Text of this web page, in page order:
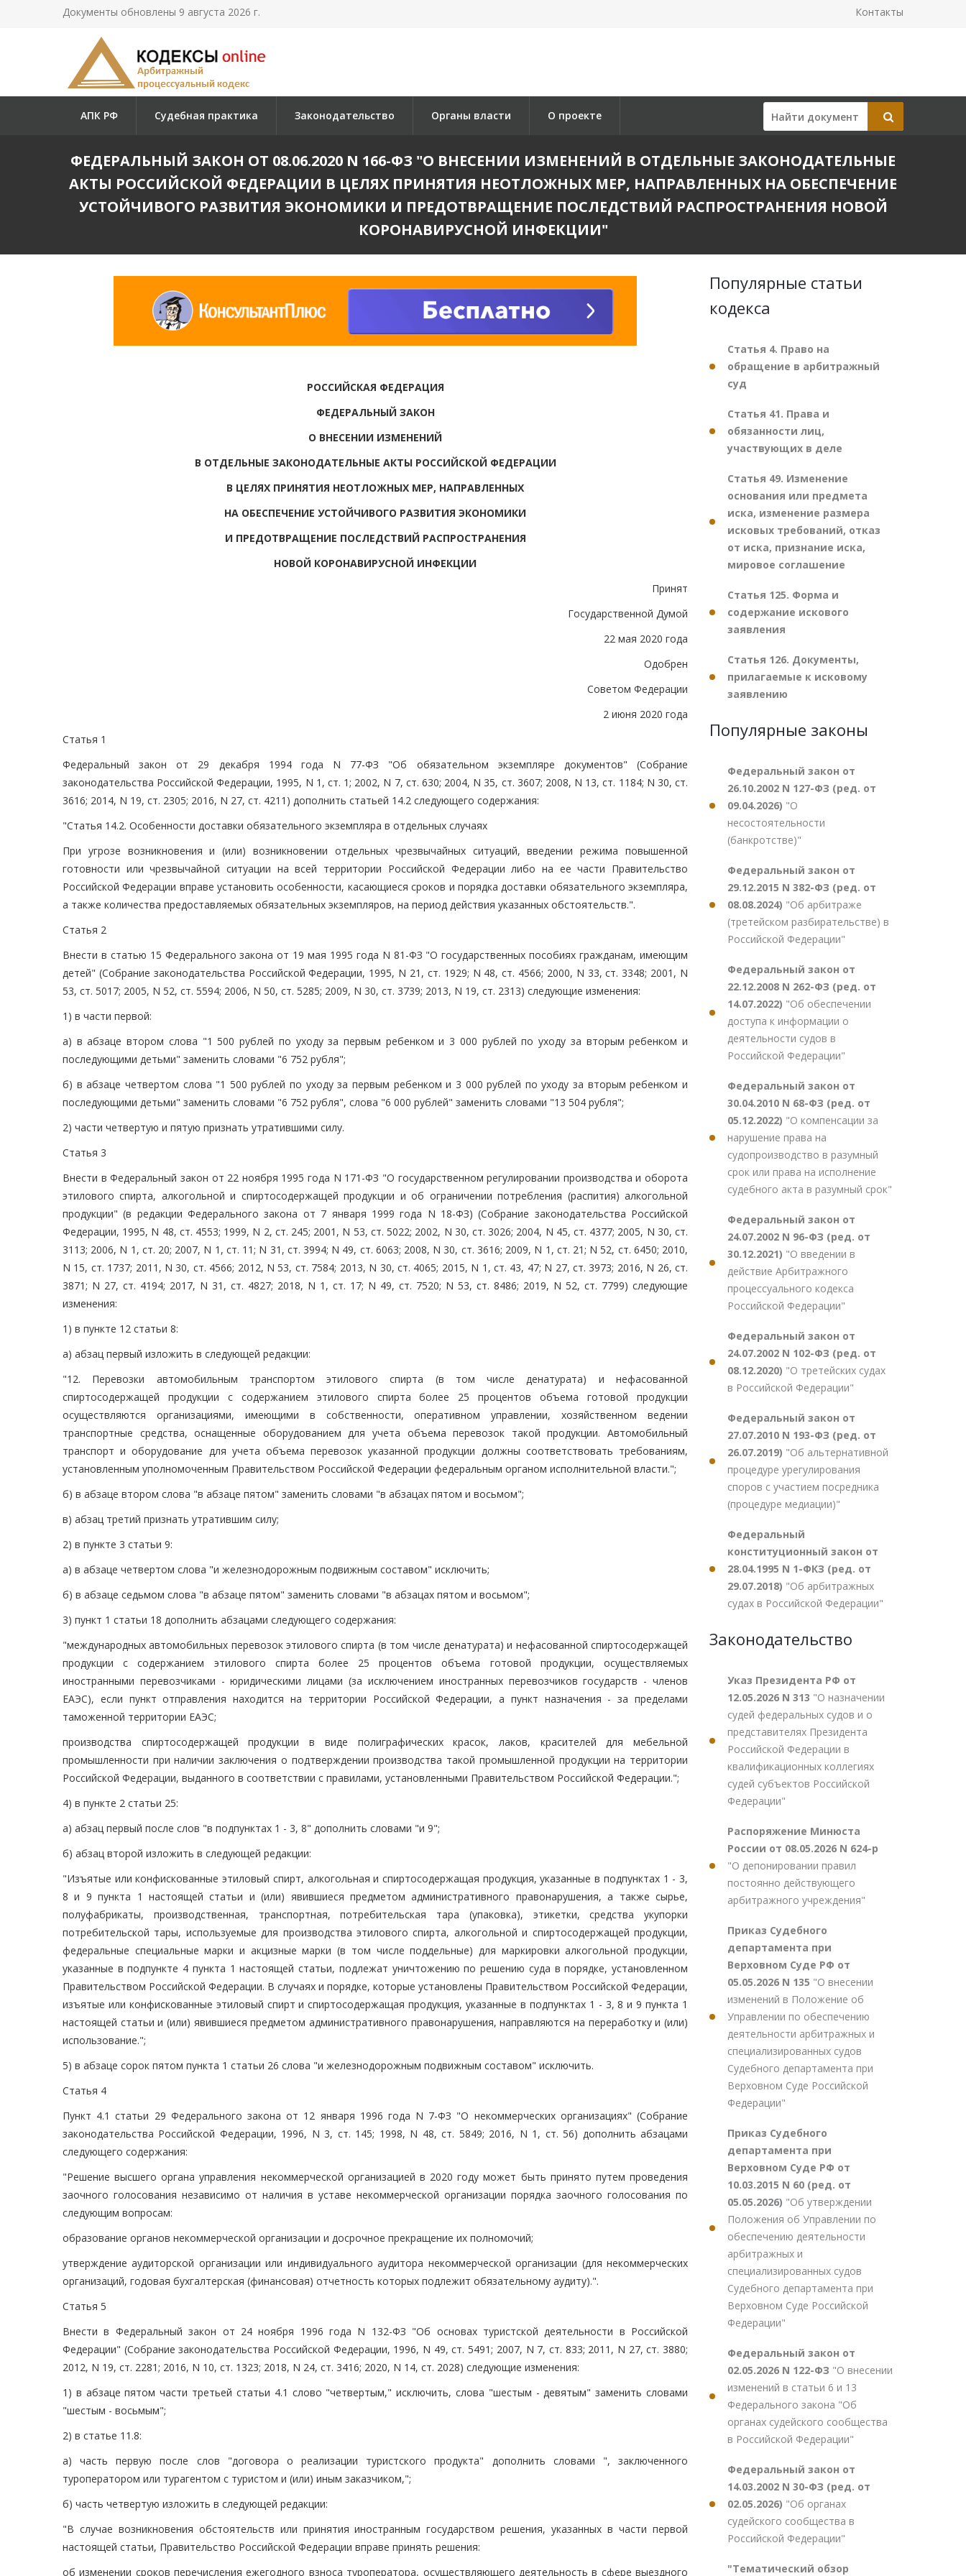
Документы обновлены 9 августа 2026 г. Контакты
АПК РФ Судебная практика Законодательство Органы власти О проекте
ФЕДЕРАЛЬНЫЙ ЗАКОН ОТ 08.06.2020 N 166-ФЗ "О ВНЕСЕНИИ ИЗМЕНЕНИЙ В ОТДЕЛЬНЫЕ ЗАКОНОДАТЕЛЬНЫЕ
АКТЫ РОССИЙСКОЙ ФЕДЕРАЦИИ В ЦЕЛЯХ ПРИНЯТИЯ НЕОТЛОЖНЫХ МЕР, НАПРАВЛЕННЫХ НА ОБЕСПЕЧЕНИЕ
УСТОЙЧИВОГО РАЗВИТИЯ ЭКОНОМИКИ И ПРЕДОТВРАЩЕНИЕ ПОСЛЕДСТВИЙ РАСПРОСТРАНЕНИЯ НОВОЙ
КОРОНАВИРУСНОЙ ИНФЕКЦИИ"
РОССИЙСКАЯ ФЕДЕРАЦИЯ
ФЕДЕРАЛЬНЫЙ ЗАКОН
О ВНЕСЕНИИ ИЗМЕНЕНИЙ
В ОТДЕЛЬНЫЕ ЗАКОНОДАТЕЛЬНЫЕ АКТЫ РОССИЙСКОЙ ФЕДЕРАЦИИ
В ЦЕЛЯХ ПРИНЯТИЯ НЕОТЛОЖНЫХ МЕР, НАПРАВЛЕННЫХ
НА ОБЕСПЕЧЕНИЕ УСТОЙЧИВОГО РАЗВИТИЯ ЭКОНОМИКИ
И ПРЕДОТВРАЩЕНИЕ ПОСЛЕДСТВИЙ РАСПРОСТРАНЕНИЯ
НОВОЙ КОРОНАВИРУСНОЙ ИНФЕКЦИИ
Принят
Государственной Думой
22 мая 2020 года
Одобрен
Советом Федерации
2 июня 2020 года
Статья 1
Федеральный закон от 29 декабря 1994 года N 77-ФЗ "Об обязательном экземпляре документов" (Собрание
законодательства Российской Федерации, 1995, N 1, ст. 1; 2002, N 7, ст. 630; 2004, N 35, ст. 3607; 2008, N 13, ст. 1184; N 30, ст.
3616; 2014, N 19, ст. 2305; 2016, N 27, ст. 4211) дополнить статьей 14.2 следующего содержания:
"Статья 14.2. Особенности доставки обязательного экземпляра в отдельных случаях
При угрозе возникновения и (или) возникновении отдельных чрезвычайных ситуаций, введении режима повышенной
готовности или чрезвычайной ситуации на всей территории Российской Федерации либо на ее части Правительство
Российской Федерации вправе установить особенности, касающиеся сроков и порядка доставки обязательного экземпляра,
а также количества предоставляемых обязательных экземпляров, на период действия указанных обстоятельств.".
Статья 2
Внести в статью 15 Федерального закона от 19 мая 1995 года N 81-ФЗ "О государственных пособиях гражданам, имеющим
детей" (Собрание законодательства Российской Федерации, 1995, N 21, ст. 1929; N 48, ст. 4566; 2000, N 33, ст. 3348; 2001, N
53, ст. 5017; 2005, N 52, ст. 5594; 2006, N 50, ст. 5285; 2009, N 30, ст. 3739; 2013, N 19, ст. 2313) следующие изменения:
1) в части первой:
а) в абзаце втором слова "1 500 рублей по уходу за первым ребенком и 3 000 рублей по уходу за вторым ребенком и
последующими детьми" заменить словами "6 752 рубля";
б) в абзаце четвертом слова "1 500 рублей по уходу за первым ребенком и 3 000 рублей по уходу за вторым ребенком и
последующими детьми" заменить словами "6 752 рубля", слова "6 000 рублей" заменить словами "13 504 рубля";
2) части четвертую и пятую признать утратившими силу.
Статья 3
Внести в Федеральный закон от 22 ноября 1995 года N 171-ФЗ "О государственном регулировании производства и оборота
этилового спирта, алкогольной и спиртосодержащей продукции и об ограничении потребления (распития) алкогольной
продукции" (в редакции Федерального закона от 7 января 1999 года N 18-ФЗ) (Собрание законодательства Российской
Федерации, 1995, N 48, ст. 4553; 1999, N 2, ст. 245; 2001, N 53, ст. 5022; 2002, N 30, ст. 3026; 2004, N 45, ст. 4377; 2005, N 30, ст.
3113; 2006, N 1, ст. 20; 2007, N 1, ст. 11; N 31, ст. 3994; N 49, ст. 6063; 2008, N 30, ст. 3616; 2009, N 1, ст. 21; N 52, ст. 6450; 2010,
N 15, ст. 1737; 2011, N 30, ст. 4566; 2012, N 53, ст. 7584; 2013, N 30, ст. 4065; 2015, N 1, ст. 43, 47; N 27, ст. 3973; 2016, N 26, ст.
3871; N 27, ст. 4194; 2017, N 31, ст. 4827; 2018, N 1, ст. 17; N 49, ст. 7520; N 53, ст. 8486; 2019, N 52, ст. 7799) следующие
изменения:
1) в пункте 12 статьи 8:
а) абзац первый изложить в следующей редакции:
"12. Перевозки автомобильным транспортом этилового спирта (в том числе денатурата) и нефасованной
спиртосодержащей продукции с содержанием этилового спирта более 25 процентов объема готовой продукции
осуществляются организациями, имеющими в собственности, оперативном управлении, хозяйственном ведении
транспортные средства, оснащенные оборудованием для учета объема перевозок такой продукции. Автомобильный
транспорт и оборудование для учета объема перевозок указанной продукции должны соответствовать требованиям,
установленным уполномоченным Правительством Российской Федерации федеральным органом исполнительной власти.";
б) в абзаце втором слова "в абзаце пятом" заменить словами "в абзацах пятом и восьмом";
в) абзац третий признать утратившим силу;
2) в пункте 3 статьи 9:
а) в абзаце четвертом слова "и железнодорожным подвижным составом" исключить;
б) в абзаце седьмом слова "в абзаце пятом" заменить словами "в абзацах пятом и восьмом";
3) пункт 1 статьи 18 дополнить абзацами следующего содержания:
"международных автомобильных перевозок этилового спирта (в том числе денатурата) и нефасованной спиртосодержащей
продукции с содержанием этилового спирта более 25 процентов объема готовой продукции, осуществляемых
иностранными перевозчиками - юридическими лицами (за исключением иностранных перевозчиков государств - членов
ЕАЭС), если пункт отправления находится на территории Российской Федерации, а пункт назначения - за пределами
таможенной территории ЕАЭС;
производства спиртосодержащей продукции в виде полиграфических красок, лаков, красителей для мебельной
промышленности при наличии заключения о подтверждении производства такой промышленной продукции на территории
Российской Федерации, выданного в соответствии с правилами, установленными Правительством Российской Федерации.";
4) в пункте 2 статьи 25:
а) абзац первый после слов "в подпунктах 1 - 3, 8" дополнить словами "и 9";
б) абзац второй изложить в следующей редакции:
"Изъятые или конфискованные этиловый спирт, алкогольная и спиртосодержащая продукция, указанные в подпунктах 1 - 3,
8 и 9 пункта 1 настоящей статьи и (или) явившиеся предметом административного правонарушения, а также сырье,
полуфабрикаты, производственная, транспортная, потребительская тара (упаковка), этикетки, средства укупорки
потребительской тары, используемые для производства этилового спирта, алкогольной и спиртосодержащей продукции,
федеральные специальные марки и акцизные марки (в том числе поддельные) для маркировки алкогольной продукции,
указанные в подпункте 4 пункта 1 настоящей статьи, подлежат уничтожению по решению суда в порядке, установленном
Правительством Российской Федерации. В случаях и порядке, которые установлены Правительством Российской Федерации,
изъятые или конфискованные этиловый спирт и спиртосодержащая продукция, указанные в подпунктах 1 - 3, 8 и 9 пункта 1
настоящей статьи и (или) явившиеся предметом административного правонарушения, направляются на переработку и (или)
использование.";
5) в абзаце сорок пятом пункта 1 статьи 26 слова "и железнодорожным подвижным составом" исключить.
Статья 4
Пункт 4.1 статьи 29 Федерального закона от 12 января 1996 года N 7-ФЗ "О некоммерческих организациях" (Собрание
законодательства Российской Федерации, 1996, N 3, ст. 145; 1998, N 48, ст. 5849; 2016, N 1, ст. 56) дополнить абзацами
следующего содержания:
"Решение высшего органа управления некоммерческой организацией в 2020 году может быть принято путем проведения
заочного голосования независимо от наличия в уставе некоммерческой организации порядка заочного голосования по
следующим вопросам:
образование органов некоммерческой организации и досрочное прекращение их полномочий;
утверждение аудиторской организации или индивидуального аудитора некоммерческой организации (для некоммерческих
организаций, годовая бухгалтерская (финансовая) отчетность которых подлежит обязательному аудиту).".
Статья 5
Внести в Федеральный закон от 24 ноября 1996 года N 132-ФЗ "Об основах туристской деятельности в Российской
Федерации" (Собрание законодательства Российской Федерации, 1996, N 49, ст. 5491; 2007, N 7, ст. 833; 2011, N 27, ст. 3880;
2012, N 19, ст. 2281; 2016, N 10, ст. 1323; 2018, N 24, ст. 3416; 2020, N 14, ст. 2028) следующие изменения:
1) в абзаце пятом части третьей статьи 4.1 слово "четвертым," исключить, слова "шестым - девятым" заменить словами
"шестым - восьмым";
2) в статье 11.8:
а) часть первую после слов "договора о реализации туристского продукта" дополнить словами ", заключенного
туроператором или турагентом с туристом и (или) иным заказчиком,";
б) часть четвертую изложить в следующей редакции:
"В случае возникновения обстоятельств или принятия иностранным государством решения, указанных в части первой
настоящей статьи, Правительство Российской Федерации вправе принять решения:
об изменении сроков перечисления ежегодного взноса туроператора, осуществляющего деятельность в сфере выездного
Популярные статьи
кодекса
Статья 4. Право на
обращение в арбитражный
суд
Статья 41. Права и
обязанности лиц,
участвующих в деле
Статья 49. Изменение
основания или предмета
иска, изменение размера
исковых требований, отказ
от иска, признание иска,
мировое соглашение
Статья 125. Форма и
содержание искового
заявления
Статья 126. Документы,
прилагаемые к исковому
заявлению
Популярные законы
Федеральный закон от
26.10.2002 N 127-ФЗ (ред. от
09.04.2026) "О
несостоятельности
(банкротстве)"
Федеральный закон от
29.12.2015 N 382-ФЗ (ред. от
08.08.2024) "Об арбитраже
(третейском разбирательстве) в
Российской Федерации"
Федеральный закон от
22.12.2008 N 262-ФЗ (ред. от
14.07.2022) "Об обеспечении
доступа к информации о
деятельности судов в
Российской Федерации"
Федеральный закон от
30.04.2010 N 68-ФЗ (ред. от
05.12.2022) "О компенсации за
нарушение права на
судопроизводство в разумный
срок или права на исполнение
судебного акта в разумный срок"
Федеральный закон от
24.07.2002 N 96-ФЗ (ред. от
30.12.2021) "О введении в
действие Арбитражного
процессуального кодекса
Российской Федерации"
Федеральный закон от
24.07.2002 N 102-ФЗ (ред. от
08.12.2020) "О третейских судах
в Российской Федерации"
Федеральный закон от
27.07.2010 N 193-ФЗ (ред. от
26.07.2019) "Об альтернативной
процедуре урегулирования
споров с участием посредника
(процедуре медиации)"
Федеральный
конституционный закон от
28.04.1995 N 1-ФКЗ (ред. от
29.07.2018) "Об арбитражных
судах в Российской Федерации"
Законодательство
Указ Президента РФ от
12.05.2026 N 313 "О назначении
судей федеральных судов и о
представителях Президента
Российской Федерации в
квалификационных коллегиях
судей субъектов Российской
Федерации"
Распоряжение Минюста
России от 08.05.2026 N 624-р
"О депонировании правил
постоянно действующего
арбитражного учреждения"
Приказ Судебного
департамента при
Верховном Суде РФ от
05.05.2026 N 135 "О внесении
изменений в Положение об
Управлении по обеспечению
деятельности арбитражных и
специализированных судов
Судебного департамента при
Верховном Суде Российской
Федерации"
Приказ Судебного
департамента при
Верховном Суде РФ от
10.03.2015 N 60 (ред. от
05.05.2026) "Об утверждении
Положения об Управлении по
обеспечению деятельности
арбитражных и
специализированных судов
Судебного департамента при
Верховном Суде Российской
Федерации"
Федеральный закон от
02.05.2026 N 122-ФЗ "О внесении
изменений в статьи 6 и 13
Федерального закона "Об
органах судейского сообщества
в Российской Федерации"
Федеральный закон от
14.03.2002 N 30-ФЗ (ред. от
02.05.2026) "Об органах
судейского сообщества в
Российской Федерации"
"Тематический обзор